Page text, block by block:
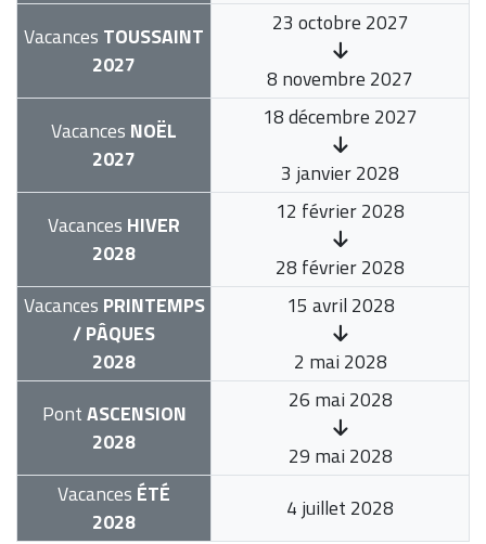
Vacances TOUSSAINT
2027
23 octobre 2027
8 novembre 2027
Vacances NOËL
2027
18 décembre 2027
3 janvier 2028
Vacances HIVER
2028
12 février 2028
28 février 2028
Vacances PRINTEMPS
/ PÂQUES
2028
15 avril 2028
2 mai 2028
PontASCENSION
2028
26 mai 2028
29 mai 2028
Vacances ÉTÉ
2028
4 juillet 2028